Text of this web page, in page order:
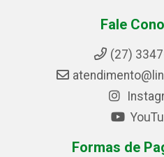
Fale
(27)
Formas de